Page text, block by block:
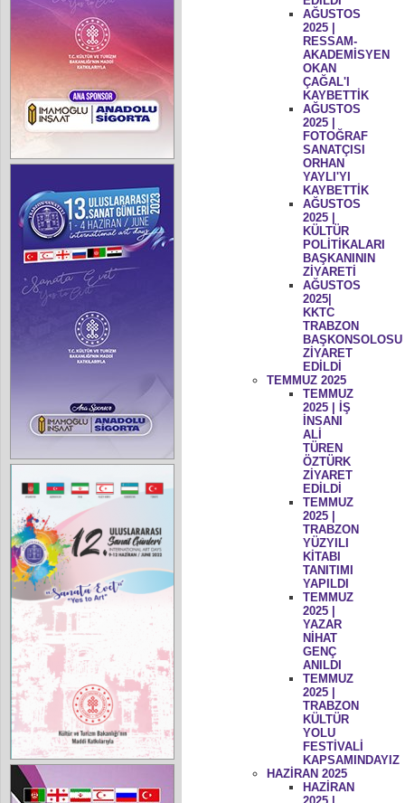
AĞUSTOS
2025 |
RESSAM-
AKADEMİSYEN
OKAN
ÇAĞAL'I
KAYBETTİK
AĞUSTOS
2025 |
FOTOĞRAF
SANATÇISI
ORHAN
YAYLI'YI
KAYBETTİK
AĞUSTOS
2025 |
KÜLTÜR
POLİTİKALARI
BAŞKANININ
ZİYARETİ
AĞUSTOS
2025|
KKTC
TRABZON
BAŞKONSOLOSU
ZİYARET
EDİLDİ
TEMMUZ 2025
TEMMUZ
2025 | İŞ
İNSANI
ALİ
TÜREN
ÖZTÜRK
ZİYARET
EDİLDİ
TEMMUZ
2025 |
TRABZON
YÜZYILI
KİTABI
TANITIMI
YAPILDI
TEMMUZ
2025 |
YAZAR
NİHAT
GENÇ
ANILDI
TEMMUZ
2025 |
TRABZON
KÜLTÜR
YOLU
FESTİVALİ
KAPSAMINDAYIZ
HAZİRAN 2025
HAZİRAN